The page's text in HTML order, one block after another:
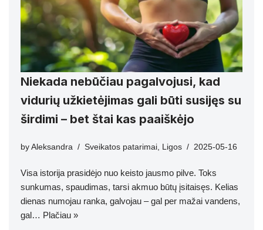
Niekada nebūčiau pagalvojusi, kad
vidurių užkietėjimas gali būti susijęs su
širdimi – bet štai kas paaiškėjo
by Aleksandra Sveikatos patarimai Ligos 2025-05-16
Visa istorija prasidėjo nuo keisto jausmo pilve. Toks
sunkumas, spaudimas, tarsi akmuo būtų įsitaisęs. Kelias
dienas numojau ranka, galvojau – gal per mažai vandens,
gal… Plačiau »